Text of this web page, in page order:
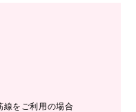
をご利用の場合